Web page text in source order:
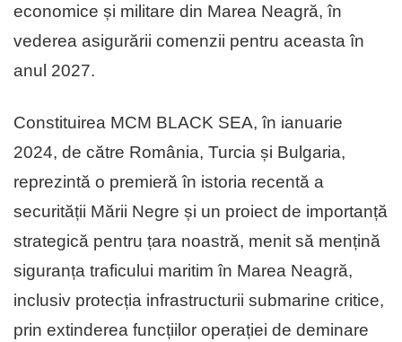
economice și militare din Marea Neagră, în
vederea asigurării comenzii pentru aceasta în
anul 2027.
Constituirea MCM BLACK SEA, în ianuarie
2024, de către România, Turcia și Bulgaria,
reprezintă o premieră în istoria recentă a
securității Mării Negre și un proiect de importanță
strategică pentru țara noastră, menit să mențină
siguranța traficului maritim în Marea Neagră,
inclusiv protecția infrastructurii submarine critice,
prin extinderea funcțiilor operației de deminare